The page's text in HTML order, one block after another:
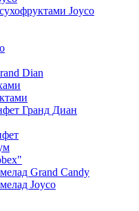
Joyco
Dian
Гранд Диан
Grand Candy
Joyco